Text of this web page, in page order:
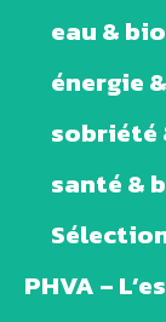
eau &
énergie
sobriété
santé &
PHVA –